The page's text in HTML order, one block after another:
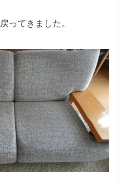
ってきました。